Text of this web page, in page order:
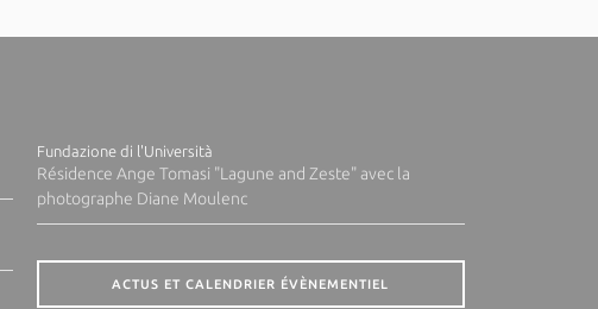
Fundazione di l'Università
Résidence Ange Tomasi "Lagune and Zeste" avec la
photographe Diane Moulenc
ACTUS ET CALENDRIER ÉVÈNEMENTIEL